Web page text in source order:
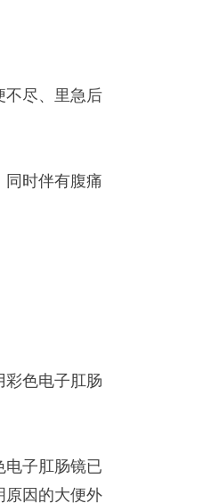
不尽、里急后
同时伴有腹痛
彩色电子肛肠
电子肛肠镜已
原因的大便外